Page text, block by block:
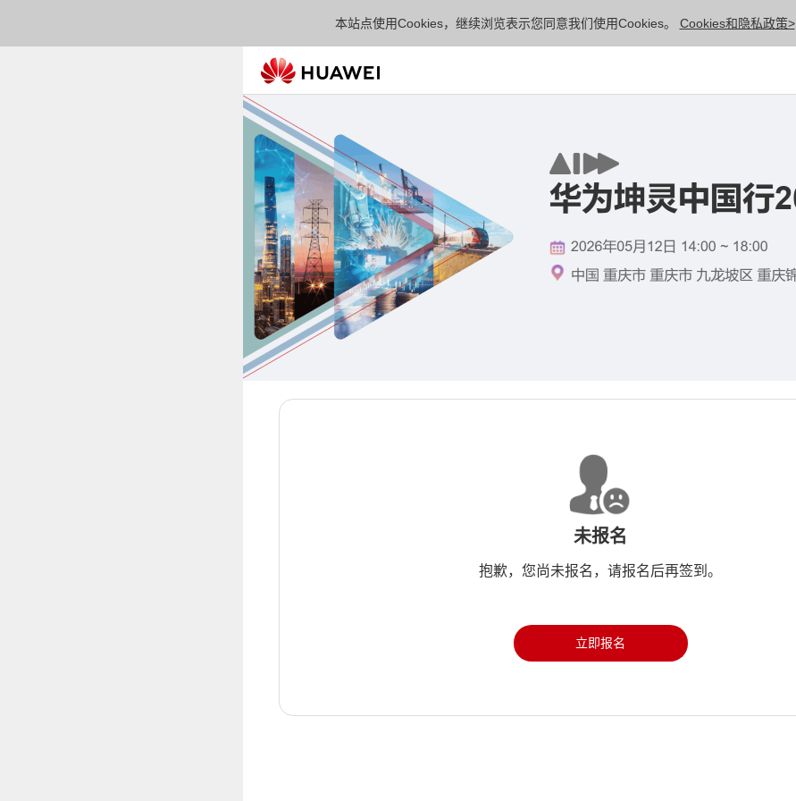
本站点使用Cookies，继续浏览表示您同意我们使用Cookies。 Cookies和隐私政策>
未报名
抱歉，您尚未报名，请报名后再签到。
立即报名